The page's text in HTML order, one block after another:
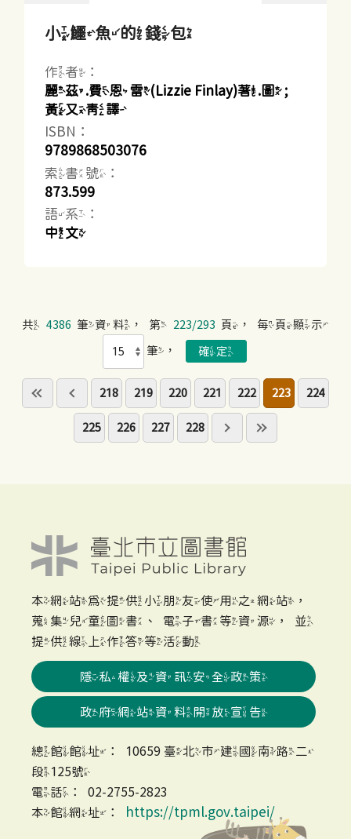
小鱷魚的錢包
作者：
麗茲.費恩雷(Lizzie Finlay)著.圖 ;
黃又青譯
ISBN：
9789868503076
索書號：
873.599
語系：
中文
共 4386 筆資料，第 223/293 頁，每頁顯示
筆，
218 219 220 221 222 223 224
225 226 227 228
本網站為提供小朋友使用之網站，
蒐集兒童圖書、電子書等資源，並
提供線上作答等活動
隱私權及資訊安全政策
政府網站資料開放宣告
總館館址：10659 臺北市建國南路二
段125號
電話：02-2755-2823
本館網址：
https://tpml.gov.taipei/